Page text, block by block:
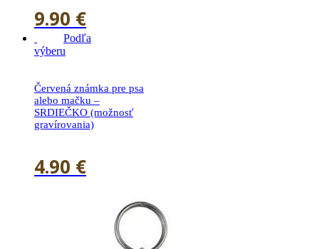
9.90 €
Podľa
výberu
Červená známka pre psa
alebo mačku –
SRDIEČKO (možnosť
gravírovania)
4.90 €